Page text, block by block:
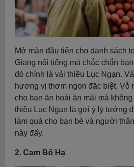
Mở màn đầu tiên cho danh sách
Giang nổi tiếng mà chắc chắn
đó chính là vải thiều Lục Ngạn.
hương vị thơm ngon đặc biệt. Vỏ
cho bạn ăn hoài ăn mãi mà
thiều Lục Ngạn là gợi ý lý tưởng
làm quà cho bạn bè và người
này đấy.
2. Cam Bố Hạ